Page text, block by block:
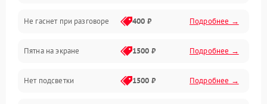
Зарядка
Проблемы с питанием, зарядкой и аккумулятором
Проблемы с работой системы, корпусом и другие
Не гаснет при разговоре 400 ₽ Подробнее →
Пятна на экране 1500 ₽ Подробнее →
Нет подсветки 1500 ₽ Подробнее →